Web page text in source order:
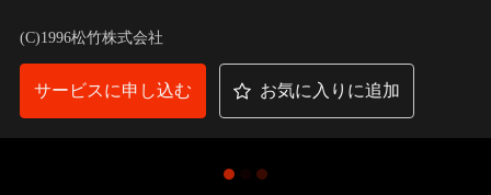
な町に暮らす人々の心の交流を描く。
(C)1996松竹株式会社
サービスに申し込む お気に入りに追加